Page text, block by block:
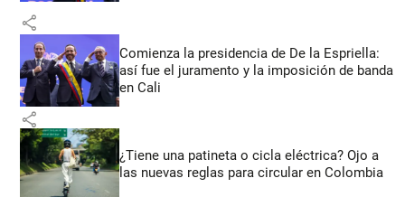
share
Comienza la presidencia de De la Espriella:
así fue el juramento y la imposición de banda
en Cali
share
¿Tiene una patineta o cicla eléctrica? Ojo a
las nuevas reglas para circular en Colombia